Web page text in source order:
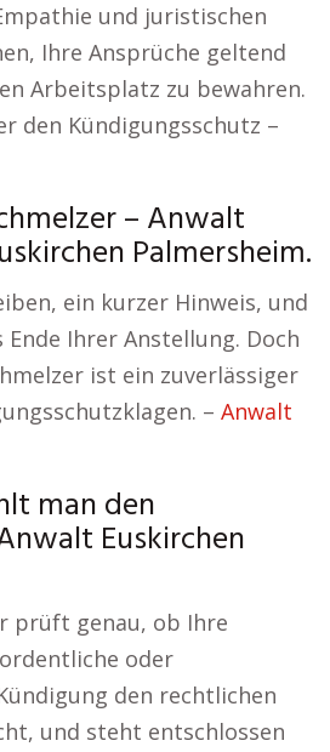
und juristischen
Ihre Ansprüche geltend
Arbeitsplatz zu bewahren.
den Kündigungsschutz –
– Anwalt
Palmersheim.
ein kurzer Hinweis, und
Ihrer Anstellung. Doch
ist ein zuverlässiger
– Anwalt
man den
Euskirchen
prüft genau, ob Ihre
oder
den rechtlichen
und steht entschlossen